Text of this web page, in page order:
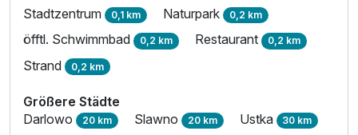
Stadtzentrum 0,1 km Naturpark 0,2 km
öfftl. Schwimmbad 0,2 km Restaurant 0,2 km
Strand 0,2 km
Größere Städte
Darlowo 20 km Slawno 20 km Ustka 30 km